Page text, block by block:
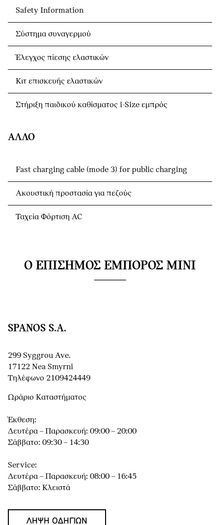
Safety Information
Σύστημα συναγερμού
Έλεγχος πίεσης ελαστικών
Κιτ επισκευής ελαστικών
Στήριξη παιδικού καθίσματος i-Size εμπρός
ΆΛΛΟ
Fast charging cable (mode 3) for public charging
Ακουστική προστασία για πεζούς
Ταχεία Φόρτιση AC
Ο ΕΠΊΣΗΜΟΣ ΈΜΠΟΡΟΣ MINI
SPANOS S.A.
299 Syggrou Ave.
17122 Nea Smyrni
Τηλέφωνο 2109424449
Ωράριο Καταστήματος
Έκθεση:
Δευτέρα – Παρασκευή: 09:00 – 20:00
Σάββατο: 09:30 – 14:30
Service:
Δευτέρα – Παρασκευή: 08:00 – 16:45
Σάββατο: Κλειστά
ΛΉΨΗ ΟΔΗΓΙΏΝ